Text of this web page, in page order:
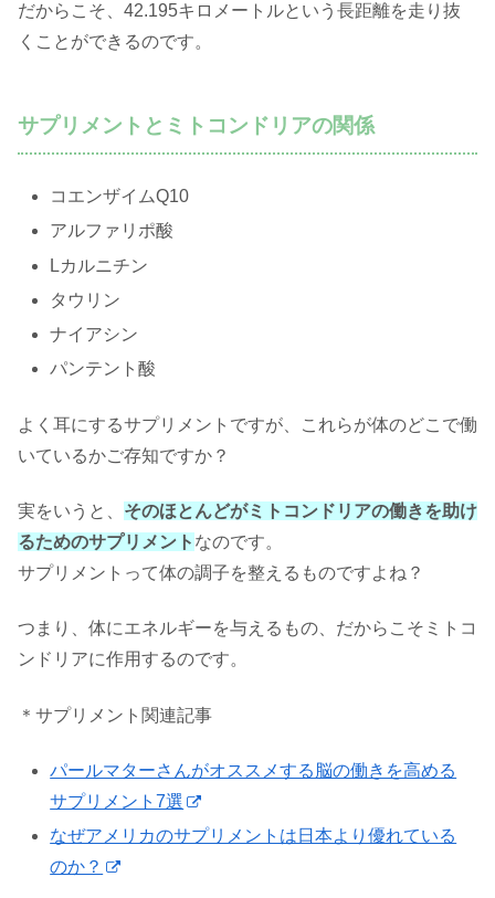
だからこそ、42.195キロメートルという長距離を走り抜
くことができるのです。
サプリメントとミトコンドリアの関係
コエンザイムQ10
アルファリポ酸
Lカルニチン
タウリン
ナイアシン
パンテント酸
よく耳にするサプリメントですが、これらが体のどこで働
いているかご存知ですか？
実をいうと、 そのほとんどがミトコンドリアの働きを助け
るためのサプリメント なのです。
サプリメントって体の調子を整えるものですよね？
つまり、体にエネルギーを与えるもの、だからこそミトコ
ンドリアに作用するのです。
＊サプリメント関連記事
パールマターさんがオススメする脳の働きを高める
サプリメント7選
なぜアメリカのサプリメントは日本より優れている
のか？